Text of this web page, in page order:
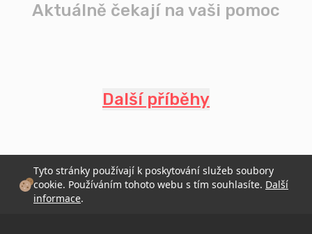
Aktuálně čekají na vaši pomoc
Další příběhy
Tyto stránky používají k poskytování služeb soubory
cookie. Používáním tohoto webu s tím souhlasíte. Další
informace.